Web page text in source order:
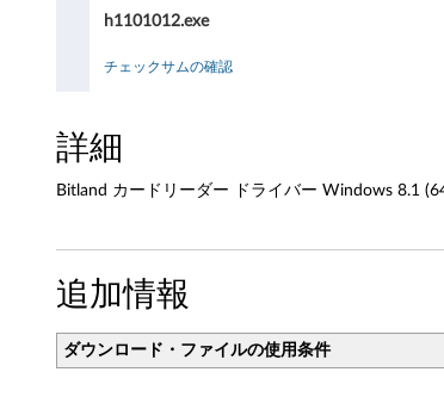
リ
ー
ダ
ー
ド
ラ
h1101012.exe
チェックサムの確認
詳細
Bitland カードリーダー ドライバー Windows 8.1
追加情報
ダウンロード・ファイルの使用条件